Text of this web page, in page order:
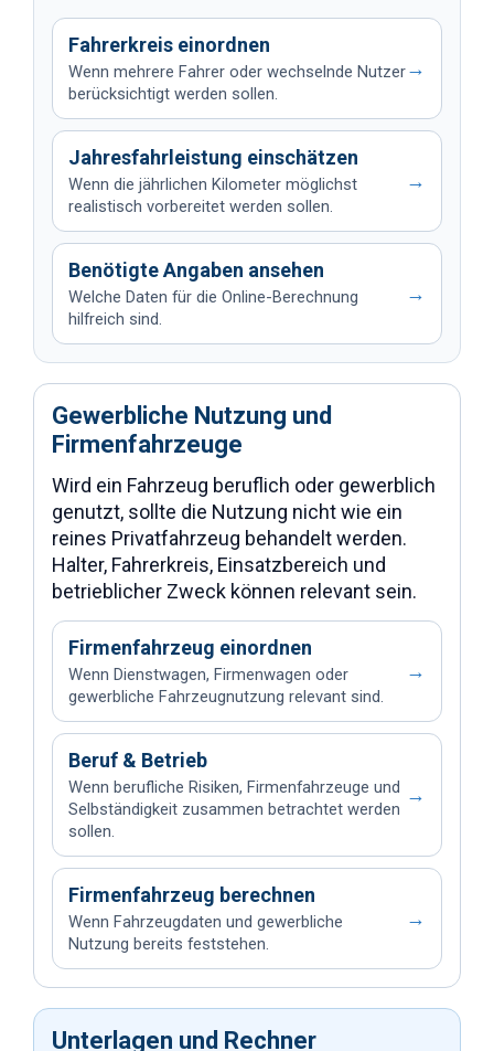
Fahrerkreis einordnen
Wenn mehrere Fahrer oder wechselnde Nutzer
berücksichtigt werden sollen.
→
Jahresfahrleistung einschätzen
Wenn die jährlichen Kilometer möglichst
realistisch vorbereitet werden sollen.
→
Benötigte Angaben ansehen
Welche Daten für die Online-Berechnung
hilfreich sind.
→
Gewerbliche Nutzung und
Firmenfahrzeuge
Wird ein Fahrzeug beruflich oder gewerblich
genutzt, sollte die Nutzung nicht wie ein
reines Privatfahrzeug behandelt werden.
Halter, Fahrerkreis, Einsatzbereich und
betrieblicher Zweck können relevant sein.
Firmenfahrzeug einordnen
Wenn Dienstwagen, Firmenwagen oder
gewerbliche Fahrzeugnutzung relevant sind.
→
Beruf & Betrieb
Wenn berufliche Risiken, Firmenfahrzeuge und
Selbständigkeit zusammen betrachtet werden
sollen.
→
Firmenfahrzeug berechnen
Wenn Fahrzeugdaten und gewerbliche
Nutzung bereits feststehen.
→
Unterlagen und Rechner